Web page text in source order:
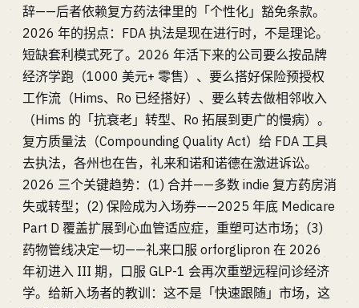
辞——后者依赖复方药法律里的「个性化」豁免条款。
2026 年的拐点：FDA 执法是现在进行时，不是理论。
短缺套利模式死了。2026 年活下来的公司要么按品牌
经济学跑（1000 美元+ 零售）、要么搭好保险预授权
工作流（Hims、Ro 已经搭好）、要么转去做相邻收入
（Hims 的「抗衰老」转型、Ro 拓展到更广的慢病）。
复方质量法（Compounding Quality Act）给 FDA 工具
去执法，各州也在告，礼来和诺和诺德在激进诉讼。
2026 三个关键趋势：(1) 合并——多数 indie 复方药房消
失或转型；(2) 保险成为入场券——2025 年底 Medicare
Part D 覆盖扩展到心血管适应症，重塑可达市场；(3)
药物管线决定一切——礼来口服 orforglipron 在 2026
年初进入 III 期，口服 GLP-1 会再次重塑远程问诊经济
学。给新入场者的教训：这不是「快速跟随」市场，这